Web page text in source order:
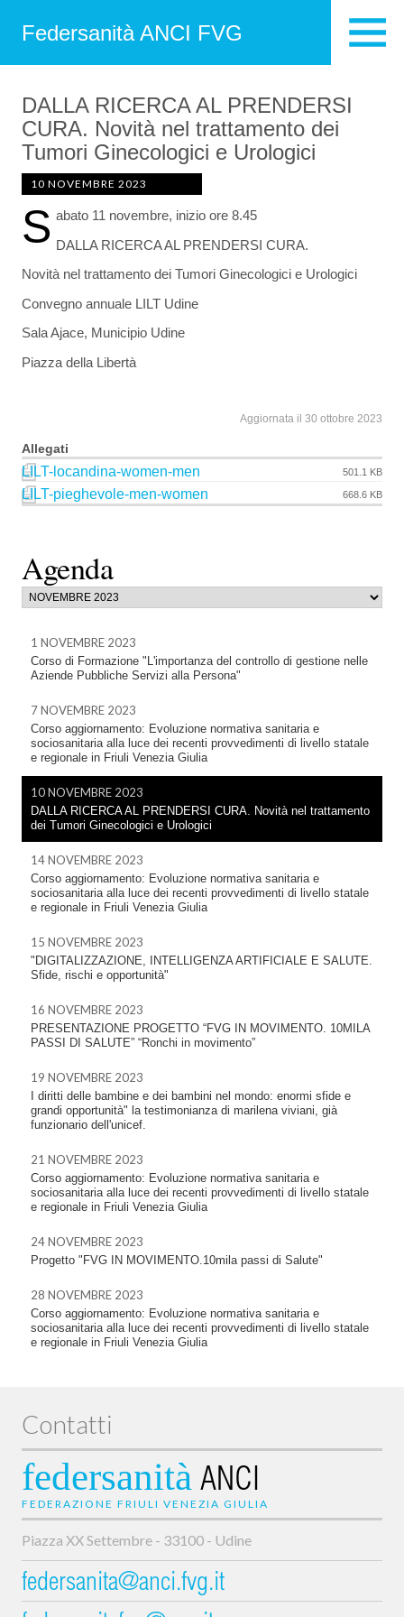
Federsanità ANCI FVG
Agenda
1 NOVEMBRE 2023
Corso di Formazione "L'importanza del controllo di gestione nelle
Aziende Pubbliche Servizi alla Persona"
7 NOVEMBRE 2023
Corso aggiornamento: Evoluzione normativa sanitaria e
sociosanitaria alla luce dei recenti provvedimenti di livello statale
e regionale in Friuli Venezia Giulia
10 NOVEMBRE 2023
DALLA RICERCA AL PRENDERSI CURA. Novità nel trattamento
dei Tumori Ginecologici e Urologici
14 NOVEMBRE 2023
Corso aggiornamento: Evoluzione normativa sanitaria e
sociosanitaria alla luce dei recenti provvedimenti di livello statale
e regionale in Friuli Venezia Giulia
15 NOVEMBRE 2023
"DIGITALIZZAZIONE, INTELLIGENZA ARTIFICIALE E SALUTE.
Sfide, rischi e opportunità"
16 NOVEMBRE 2023
PRESENTAZIONE PROGETTO “FVG IN MOVIMENTO. 10MILA
PASSI DI SALUTE” “Ronchi in movimento”
19 NOVEMBRE 2023
I diritti delle bambine e dei bambini nel mondo: enormi sfide e
grandi opportunità" la testimonianza di marilena viviani, già
funzionario dell'unicef.
21 NOVEMBRE 2023
Corso aggiornamento: Evoluzione normativa sanitaria e
sociosanitaria alla luce dei recenti provvedimenti di livello statale
e regionale in Friuli Venezia Giulia
24 NOVEMBRE 2023
Progetto "FVG IN MOVIMENTO.10mila passi di Salute"
28 NOVEMBRE 2023
Corso aggiornamento: Evoluzione normativa sanitaria e
sociosanitaria alla luce dei recenti provvedimenti di livello statale
e regionale in Friuli Venezia Giulia
DALLA RICERCA AL PRENDERSI
CURA. Novità nel trattamento dei
Tumori Ginecologici e Urologici
10 NOVEMBRE 2023
S abato 11 novembre, inizio ore 8.45
DALLA RICERCA AL PRENDERSI CURA.
Novità nel trattamento dei Tumori Ginecologici e Urologici
Convegno annuale LILT Udine
Sala Ajace, Municipio Udine
Piazza della Libertà
Aggiornata il 30 ottobre 2023
Allegati
LILT-locandina-women-men 501.1 KB
LILT-pieghevole-men-women 668.6 KB
Contatti
federsanità ANCI
FEDERAZIONE FRIULI VENEZIA GIULIA
Piazza XX Settembre - 33100 - Udine
federsanita@anci.fvg.it